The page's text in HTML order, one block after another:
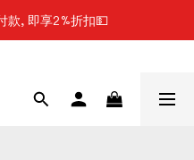
提點免運費📦📦
款, 即享2%折扣💵